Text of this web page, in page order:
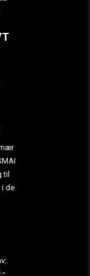
til
de